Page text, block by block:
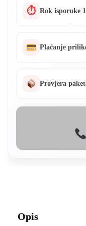
⏱ Rok isporuke
Plaćanje
Provjera
Opis